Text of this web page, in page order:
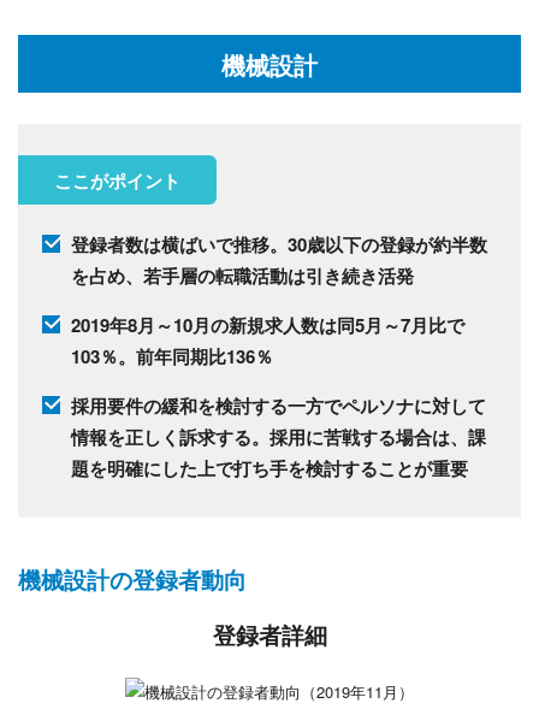
機械設計
ここがポイント
登録者数は横ばいで推移。30歳以下の登録が約半数
を占め、若手層の転職活動は引き続き活発
2019年8月～10月の新規求人数は同5月～7月比で
103％。前年同期比136％
採用要件の緩和を検討する一方でペルソナに対して
情報を正しく訴求する。採用に苦戦する場合は、課
題を明確にした上で打ち手を検討することが重要
機械設計の登録者動向
登録者詳細